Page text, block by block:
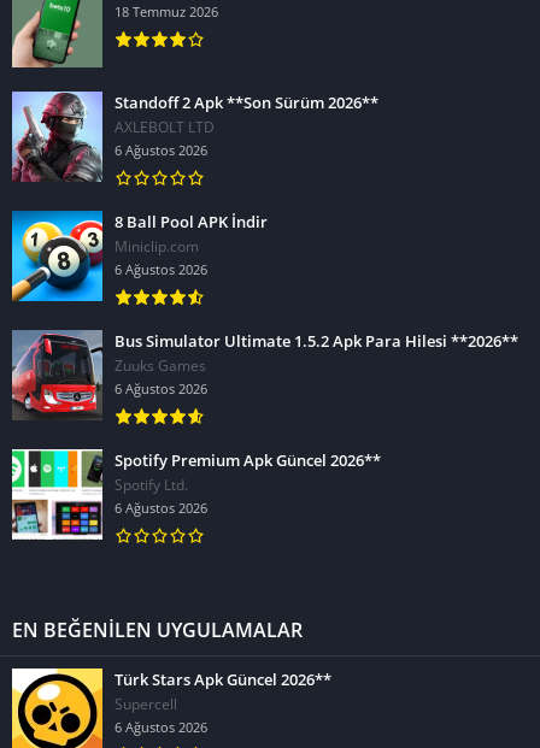
18 Temmuz 2026
Standoff 2 Apk **Son Sürüm 2026**
AXLEBOLT LTD
6 Ağustos 2026
8 Ball Pool APK İndir
Miniclip.com
6 Ağustos 2026
Bus Simulator Ultimate 1.5.2 Apk Para Hilesi **2026**
Zuuks Games
6 Ağustos 2026
Spotify Premium Apk Güncel 2026**
Spotify Ltd.
6 Ağustos 2026
EN BEĞENİLEN UYGULAMALAR
Türk Stars Apk Güncel 2026**
Supercell
6 Ağustos 2026